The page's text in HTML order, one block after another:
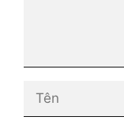
Tên